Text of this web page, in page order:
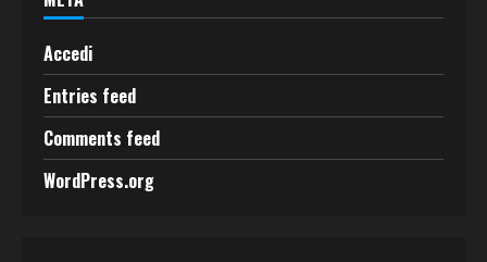
Accedi
Entries feed
Comments feed
WordPress.org